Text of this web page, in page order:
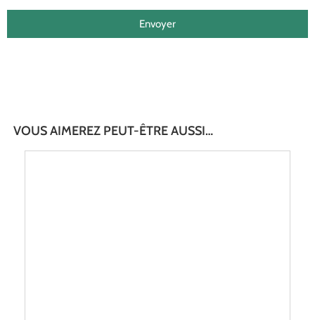
Envoyer
VOUS AIMEREZ PEUT-ÊTRE AUSSI…